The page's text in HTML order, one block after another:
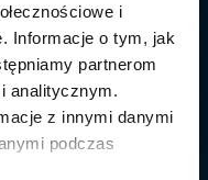
i
Informacje o tym, jak
partnerom
analitycznym.
z innymi danymi
podczas